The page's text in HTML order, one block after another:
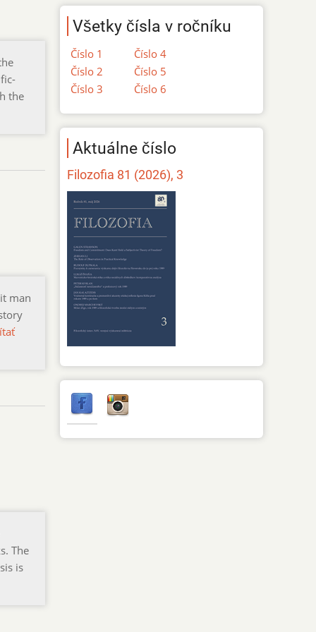
the
man
The
is
Všetky čísla v ročníku
Číslo 1
Číslo 2
Číslo 3
Číslo 4
Číslo 5
Číslo 6
Aktuálne číslo
Filozofia 81 (2026), 3